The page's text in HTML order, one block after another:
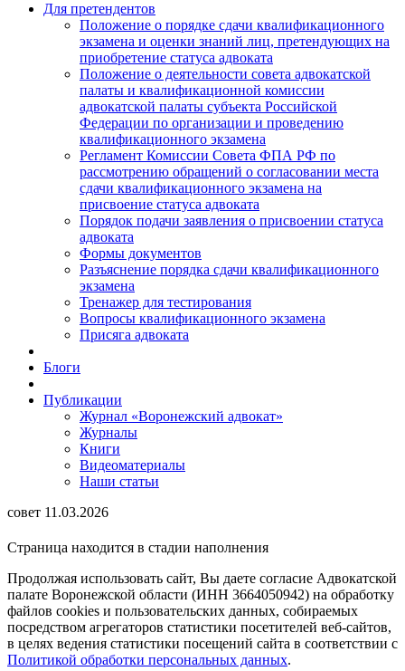
Для претендентов
Положение о порядке сдачи квалификационного
экзамена и оценки знаний лиц, претендующих на
приобретение статуса адвоката
Положение о деятельности совета адвокатской
палаты и квалификационной комиссии
адвокатской палаты субъекта Российской
Федерации по организации и проведению
квалификационного экзамена
Регламент Комиссии Совета ФПА РФ по
рассмотрению обращений о согласовании места
сдачи квалификационного экзамена на
присвоение статуса адвоката
Порядок подачи заявления о присвоении статуса
адвоката
Формы документов
Разъяснение порядка сдачи квалификационного
экзамена
Тренажер для тестирования
Вопросы квалификационного экзамена
Присяга адвоката
Блоги
Публикации
Журнал «Воронежский адвокат»
Журналы
Книги
Видеоматериалы
Наши статьи
совет 11.03.2026
Страница находится в стадии наполнения
Продолжая использовать сайт, Вы даете согласие Адвокатской
палате Воронежской области (ИНН 3664050942) на обработку
файлов cookies и пользовательских данных, собираемых
посредством агрегаторов статистики посетителей веб-сайтов,
в целях ведения статистики посещений сайта в соответствии с
Политикой обработки персональных данных.